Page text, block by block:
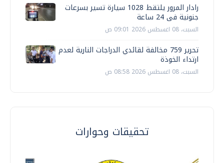
رادار المرور يلتقط 1028 سيارة تسير بسرعات
جنونية فى 24 ساعة
السبت، 08 اغسطس 2026 09:01 ص
تحرير 759 مخالفة لقائدي الدراجات النارية لعدم
ارتداء الخوذة
السبت، 08 اغسطس 2026 08:58 ص
تحقيقات وحوارات